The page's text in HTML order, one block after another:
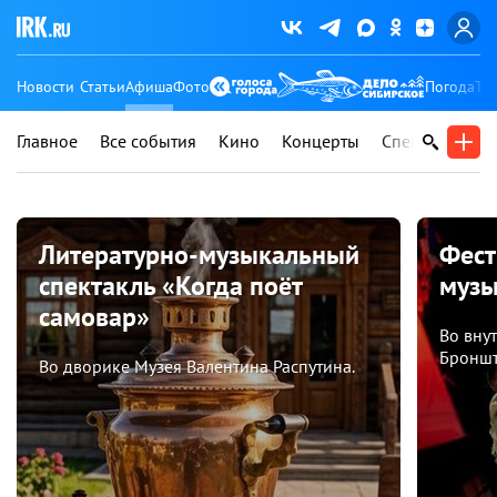
Новости СтатьиАфишаФото Погода
Главное Все события Кино Концерты Спектакли
Литературно-музыкальный
спектакль «Когда поёт
самовар»
Во дворике Музея Валентина Распутина.
Во